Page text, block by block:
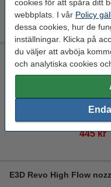
cookies för att spåra ditt
webbplats. I vår Policy
dessa cookies, hur de
inställningar. Klicka på
du väljer att avböja
och analytiska cookies
0,25 mm 0,4 mm 0,6
E3D Revo Bältesnozzle
1,75 mm
Se
EU-
445 kr
E3D Revo High Flow